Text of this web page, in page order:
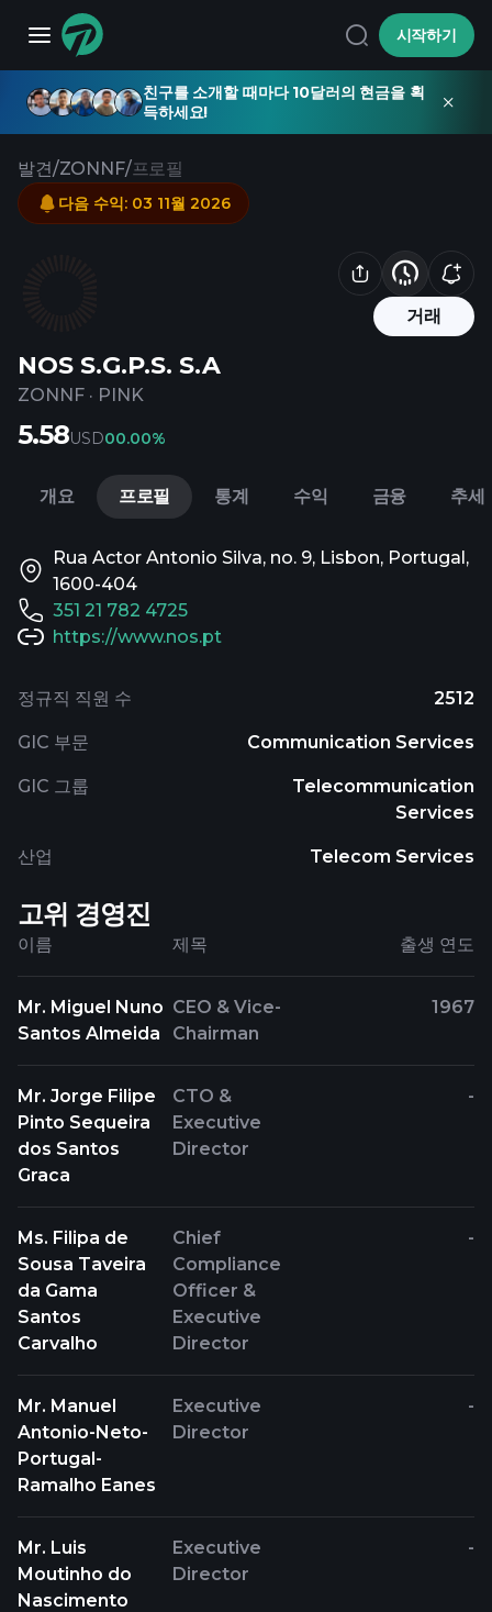
시작하기
친구를 소개할 때마다 10달러의 현금을 획
득하세요!
발견/ZONNF/프로필
거래
NOS S.G.P.S. S.A
ZONNF · PINK
다음 수익: 03 11월 2026
5.58USD00.00%
개요 프로필 통계 수익 금융 추세
Rua Actor Antonio Silva, no. 9, Lisbon, Portugal,
1600-404
351 21 782 4725
https://www.nos.pt
정규직 직원 수 2512
GIC 부문 Communication Services
GIC 그룹
Telecommunication
Services
산업 Telecom Services
고위 경영진
이름 제목 출생 연도
Mr. Miguel Nuno
Santos Almeida
CEO & Vice-
Chairman
1967
Mr. Jorge Filipe
Pinto Sequeira
dos Santos
Graca
CTO &
Executive
Director
-
Ms. Filipa de
Sousa Taveira
da Gama
Santos
Carvalho
Chief
Compliance
Officer &
Executive
Director
-
Mr. Manuel
Antonio-Neto-
Portugal-
Ramalho Eanes
Executive
Director
-
Mr. Luis
Moutinho do
Nascimento
Executive
Director
-